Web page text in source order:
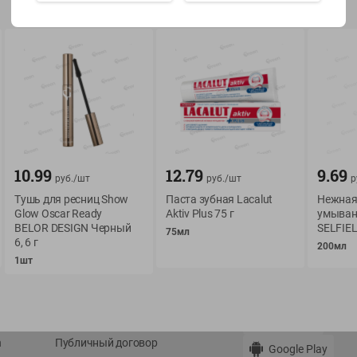
О сервисе
Оплата
Условия доставки
Возврат товара
Публичный договор
История покупок
Мои товары
Обратная связь
Google Play
10.99 руб./шт
Тушь для ресниц Show
Glow Oscar Ready
BELOR DESIGN Черный
6, 6 г
1шт
12.79 руб./шт
Паста зубная Lacalut
Aktiv Plus 75 г
75мл
9.69
Нежная
200мл